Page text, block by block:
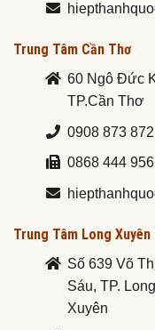
Trung Tâm Cần Thơ
60 Ngô Đức
TP.Cần Thơ
0908 873 872
0868 444 956
Trung Tâm Long Xuyên
Số 639 Võ
Sáu, TP. Long
Xuyên